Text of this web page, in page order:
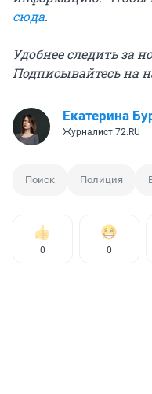
сюда.
Удобнее следить за
Подписывайтесь на
Екатерина
Журналист 72.RU
Поиск Полиция
0 0